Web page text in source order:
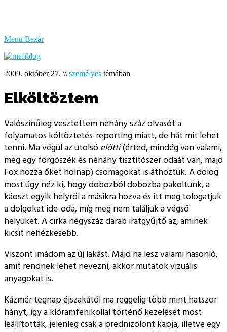
Menü Bezár
2009. október 27. \\ személyes témában
Elköltöztem
Valószínűleg vesztettem néhány száz olvasót a
folyamatos költöztetés-reporting miatt, de hát mit lehet
tenni. Ma végül az utolsó előtti(érted, mindég van valami,
még egy forgószék és néhány tisztítószer odaát van, majd
Fox hozza őket holnap) csomagokat is áthoztuk. A dolog
most úgy néz ki, hogy dobozból dobozba pakoltunk, a
káoszt egyik helyről a másikra hozva és itt meg tologatjuk
a dolgokat ide-oda, míg meg nem találjuk a végső
helyüket. A cirka négyszáz darab iratgyűjtő az, aminek
kicsit nehézkesebb.
Viszont imádom az új lakást. Majd ha lesz valami hasonló,
amit rendnek lehet nevezni, akkor mutatok vizuális
anyagokat is.
Kázmér tegnap éjszakától ma reggelig több mint hatszor
hányt, így a klóramfenikollal történő kezelését most
leállították, jelenleg csak a prednizolont kapja, illetve egy